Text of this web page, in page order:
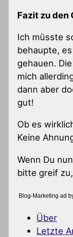
Fazit zu den
Ich müsste
behaupte,
gehauen.
mich
dann aber
gut!
Ob es
Keine
Wenn Du
bitte greif zu,
Blog-Marketing ad
Über
Letzte